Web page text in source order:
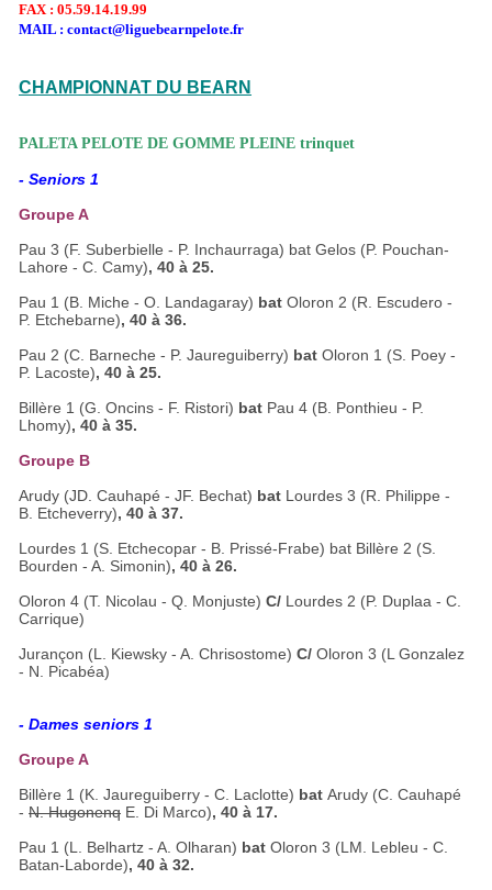
FAX : 05.59.14.19.99
MAIL : contact@liguebearnpelote.fr
CHAMPIONNAT DU BEARN
PALETA PELOTE DE GOMME PLEINE trinquet
- Seniors 1
Groupe A
Pau 3 (F. Suberbielle - P. Inchaurraga) bat Gelos (P. Pouchan-
Lahore - C. Camy), 40 à 25.
Pau 1 (B. Miche - O. Landagaray) batOloron 2 (R. Escudero -
P. Etchebarne), 40 à 36.
Pau 2 (C. Barneche - P. Jaureguiberry) batOloron 1 (S. Poey -
P. Lacoste), 40 à 25.
Billère 1 (G. Oncins - F. Ristori) bat Pau 4 (B. Ponthieu - P.
Lhomy), 40 à 35.
Groupe B
Arudy (JD. Cauhapé - JF. Bechat) bat Lourdes 3 (R. Philippe -
B. Etcheverry), 40 à 37.
Lourdes 1 (S. Etchecopar - B. Prissé-Frabe) bat Billère 2 (S.
Bourden - A. Simonin), 40 à 26.
Oloron 4 (T. Nicolau - Q. Monjuste)C/ Lourdes 2 (P. Duplaa - C.
Carrique)
Jurançon (L. Kiewsky - A. Chrisostome)C/Oloron 3 (L Gonzalez
- N. Picabéa)
- Dames seniors 1
Groupe A
Billère 1 (K. Jaureguiberry - C. Laclotte) batArudy (C. Cauhapé
-N. Hugonenq E. Di Marco), 40 à 17.
Pau 1 (L. Belhartz - A. Olharan) batOloron 3 (LM. Lebleu - C.
Batan-Laborde), 40 à 32.